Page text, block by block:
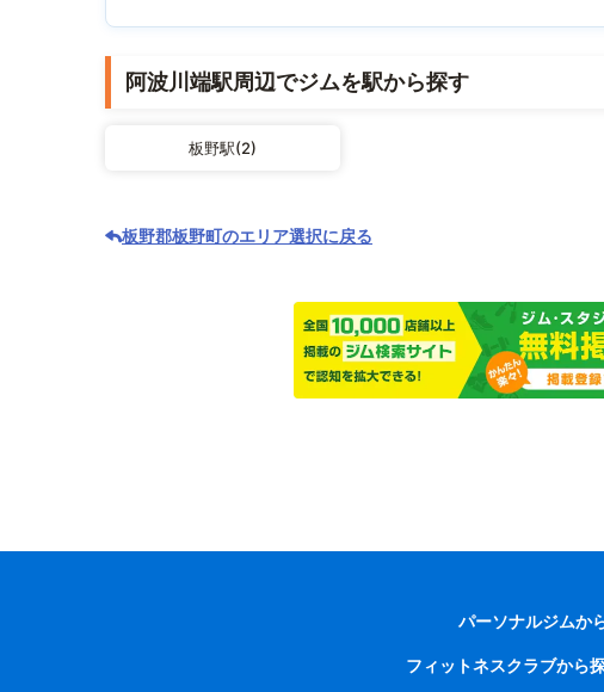
阿波川端駅周辺でジムを駅から探す
板野駅(2)
板野郡板野町のエリア選択に戻る
パーソナルジムか
フィットネスクラブから